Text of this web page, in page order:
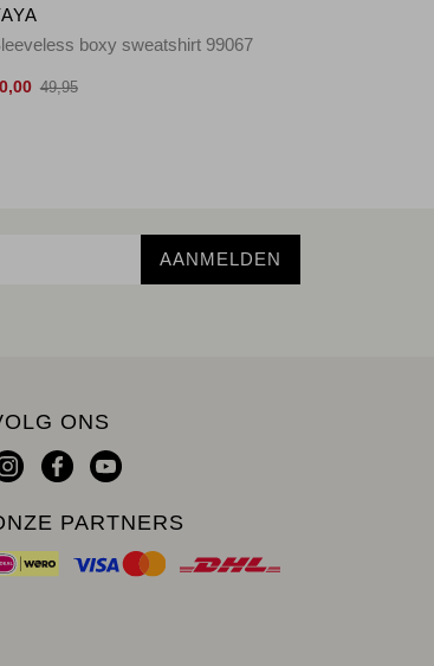
boxy sweatshirt 99067
49,95
AANMELDEN
ONS
PARTNERS